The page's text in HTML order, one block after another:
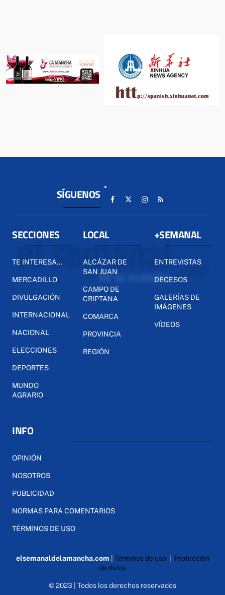
SÍGUENOS
SECCIONES
TE INTERESA...
MERCADILLO
DIVULGACIÓN
INTERNACIONAL
NACIONAL
ELECCIONES
DEPORTES
MUNDO
AGRARIO
LOCAL
ALCÁZAR DE
SAN JUAN
CAMPO DE
CRIPTANA
COMARCA
PROVINCIA
REGIÓN
+SEMANAL
ENTREVISTAS
DECESOS
GALERÍAS DE
IMÁGENES
VÍDEOS
INFO
OPINIÓN
NOSOTROS
PUBLICIDAD
NORMAS PARA COMENTARIOS
TÉRMINOS DE USO
elsemanaldelamancha.com Términos de uso| Protección
de datos
© 2023 | Todos los derechos reservados